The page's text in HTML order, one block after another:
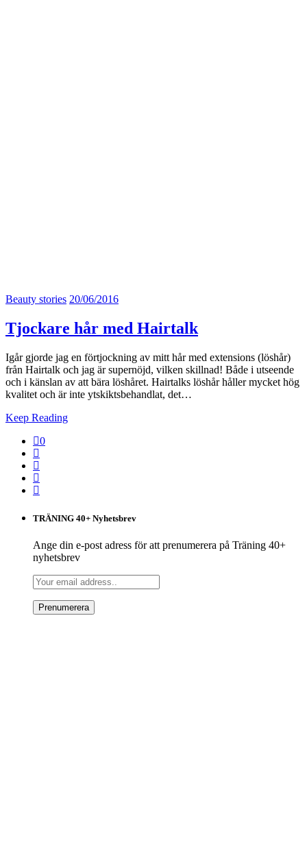
Beauty stories 20/06/2016
Tjockare hår med Hairtalk
Igår gjorde jag en förtjockning av mitt hår med extensions (löshår)
från Hairtalk och jag är supernöjd, vilken skillnad! Både i utseende
och i känslan av att bära löshåret. Hairtalks löshår håller mycket hög
kvalitet och är inte ytskiktsbehandlat, det…
Keep Reading
0
TRÄNING 40+ Nyhetsbrev
Ange din e-post adress för att prenumerera på Träning 40+
nyhetsbrev